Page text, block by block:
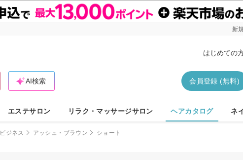
新
はじめての
会員登録 (無料)
AI検索
エステサロン リラク・マッサージサロン ヘアカタログ ネ
ビジネス アッシュ・ブラウン ショート